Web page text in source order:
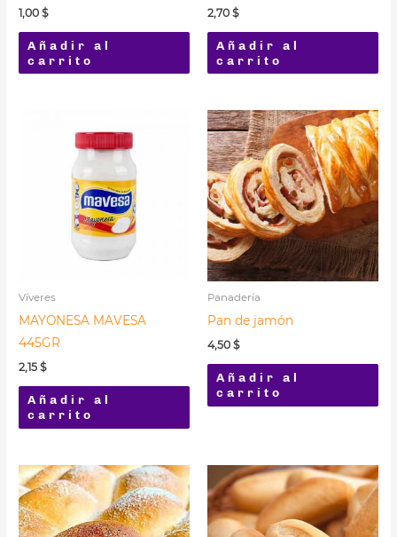
1,00$
Añadir al
carrito
2,70 $
Añadir al
carrito
Víveres
MAYONESA MAVESA
445GR
2,15$
Añadir al
carrito
Panadería
Pan de jamón
4,50 $
Añadir al
carrito